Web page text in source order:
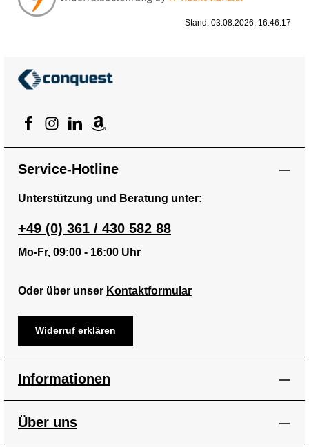
Stand: 03.08.2026, 16:46:17
Service-Hotline
Unterstützung und Beratung unter:
+49 (0) 361 / 430 582 88
Mo-Fr, 09:00 - 16:00 Uhr
Oder über unser Kontaktformular
Widerruf erklären
Informationen
Über uns